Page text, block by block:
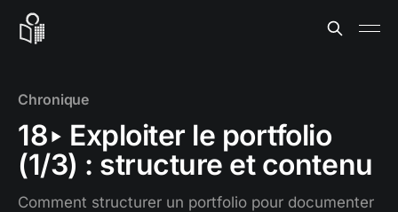
Chronique
18‣ Exploiter le portfolio
(1/3) : structure et contenu
Comment structurer un portfolio pour documenter